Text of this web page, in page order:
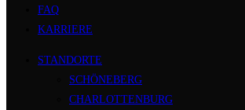
FAQ
KARRIERE
STANDORTE
SCHÖNEBERG
CHARLOTTENBURG